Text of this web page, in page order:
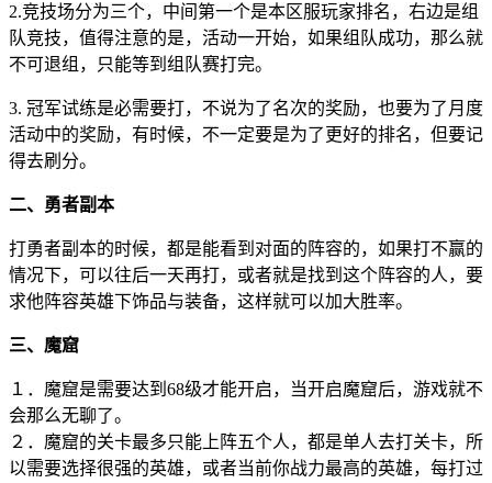
2.竞技场分为三个，中间第一个是本区服玩家排名，右边是组
队竞技，值得注意的是，活动一开始，如果组队成功，那么就
不可退组，只能等到组队赛打完。
3. 冠军试练是必需要打，不说为了名次的奖励，也要为了月度
活动中的奖励，有时候，不一定要是为了更好的排名，但要记
得去刷分。
二、勇者副本
打勇者副本的时候，都是能看到对面的阵容的，如果打不赢的
情况下，可以往后一天再打，或者就是找到这个阵容的人，要
求他阵容英雄下饰品与装备，这样就可以加大胜率。
三、魔窟
１．魔窟是需要达到68级才能开启，当开启魔窟后，游戏就不
会那么无聊了。
２．魔窟的关卡最多只能上阵五个人，都是单人去打关卡，所
以需要选择很强的英雄，或者当前你战力最高的英雄，每打过